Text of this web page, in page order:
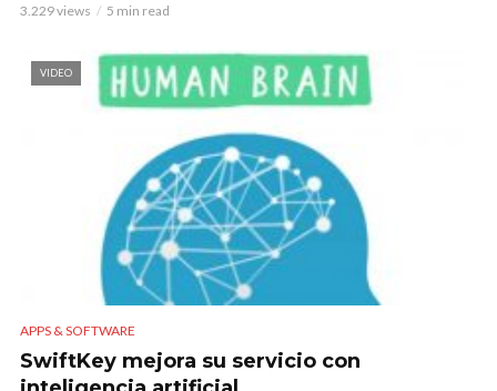
3.229 views 5 min read
VIDEO
APPS & SOFTWARE
SwiftKey mejora su servicio con